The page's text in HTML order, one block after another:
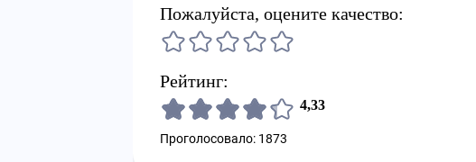
Пожалуйста, оцените качество:
Рейтинг:
4,33
Проголосовало: 1873